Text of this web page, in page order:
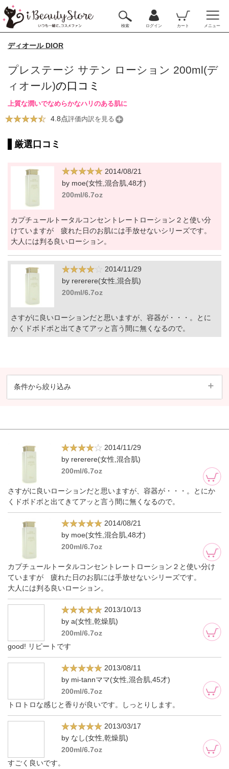
検索 ログイン カート メニュー
ディオール DIOR
プレステージ サテン ローション 200ml(デ
ィオール)の口コミ
上質な潤いでなめらかなハリのある肌に
4.8点評価内訳を見る
厳選口コミ
2014/08/21
by moe(女性,混合肌,48才)
200ml/6.7oz
カプチュールトータルコンセントレートローション２と使い分
けていますが 疲れた日のお肌には手放せないシリーズです。
大人には判る良いローション。
2014/11/29
by rererere(女性,混合肌)
200ml/6.7oz
さすがに良いローションだと思いますが、容器が・・・。とに
かくドボドボと出てきてアッと言う間に無くなるので。
条件から絞り込み
2014/11/29
by rererere(女性,混合肌)
200ml/6.7oz
さすがに良いローションだと思いますが、容器が・・・。とにか
くドボドボと出てきてアッと言う間に無くなるので。
2014/08/21
by moe(女性,混合肌,48才)
200ml/6.7oz
カプチュールトータルコンセントレートローション２と使い分け
ていますが 疲れた日のお肌には手放せないシリーズです。
大人には判る良いローション。
2013/10/13
by a(女性,乾燥肌)
200ml/6.7oz
good! リピートです
2013/08/11
by mi-tannママ(女性,混合肌,45才)
200ml/6.7oz
トロトロな感じと香りが良いです。しっとりします。
2013/03/17
by なし(女性,乾燥肌)
200ml/6.7oz
すごく良いです。